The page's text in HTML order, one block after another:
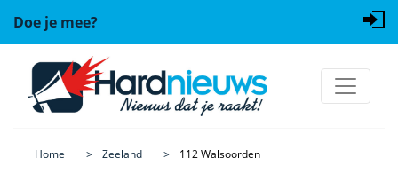
Doe je mee?
Home Zeeland 112 Walsoorden